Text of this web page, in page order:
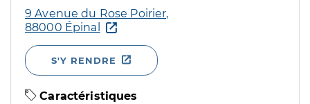
9 Avenue du Rose Poirier,
88000 Épinal
S'Y RENDRE
Caractéristiques